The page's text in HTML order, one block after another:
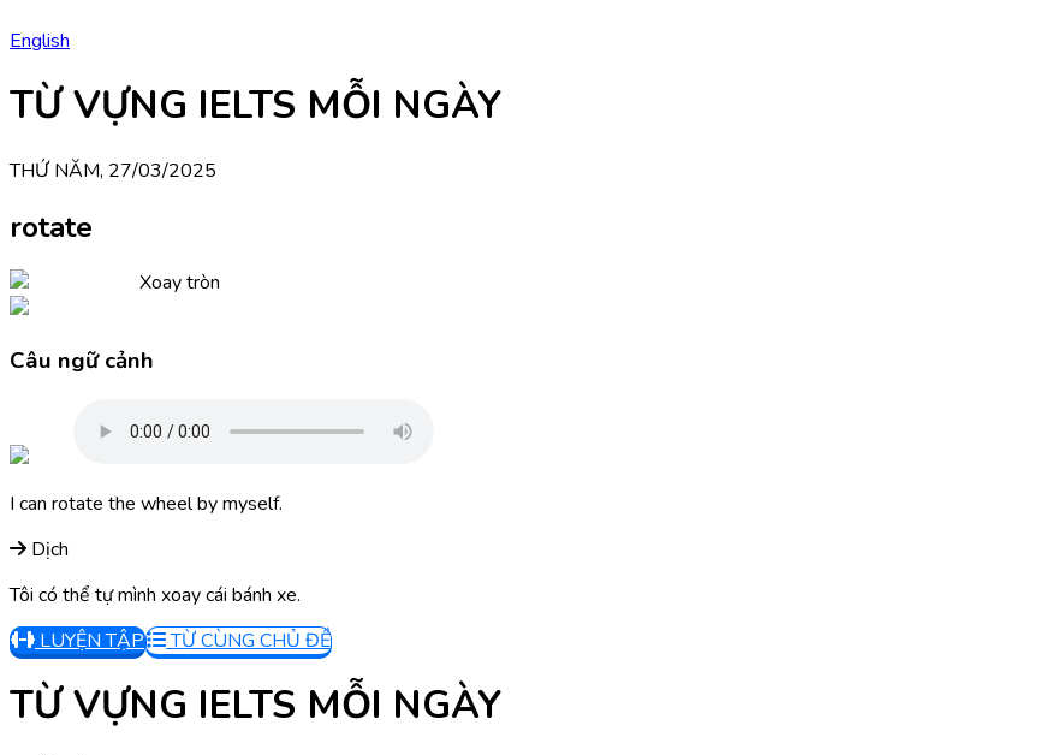
English
TỪ VỰNG IELTS MỖI NGÀY
THỨ NĂM, 27/03/2025
rotate
Xoay tròn
Câu ngữ cảnh
I can rotate the wheel by myself.
Dịch
Tôi có thể tự mình xoay cái bánh xe.
LUYỆN TẬP
TỪ CÙNG CHỦ ĐỀ
TỪ VỰNG IELTS MỖI NGÀY